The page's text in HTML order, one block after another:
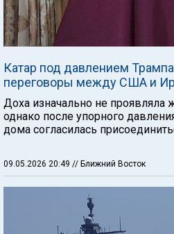
Катар под давлением
переговоры между США и
Доха изначально не проявляла
однако после упорного
дома согласилась
09.05.2026 20:49 // Ближний Восток